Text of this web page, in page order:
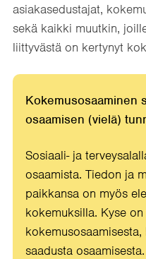
asiakasedustajat,
sekä kaikki muutkin,
liittyvästä on kertynyt
Kokemusosaaminen
osaamisen (vielä)
Sosiaali- ja
osaamista. Tiedon ja
paikkansa on myös
kokemuksilla. Kyse
saadusta